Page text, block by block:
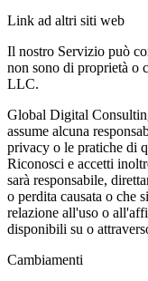
Link ad altri siti web
Il nostro Servizio può
non sono di proprietà o
LLC.
Global Digital
assume alcuna
privacy o le pratiche di
Riconosci e accetti
sarà responsabile,
o perdita causata o che
relazione all'uso o
disponibili su o
Cambiamenti